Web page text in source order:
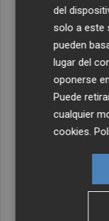
del
solo a este
pueden
lugar del
oponerse
Puede
cualquier
cookies .